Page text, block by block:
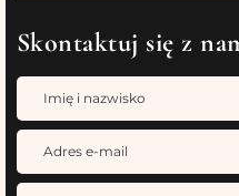
Skontaktuj się z